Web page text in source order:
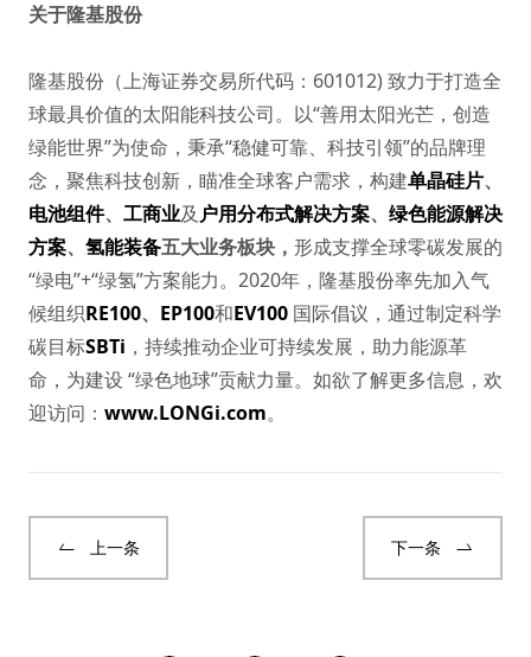
关于隆基股份
隆基股份（上海证券交易所代码：601012) 致力于打造全
球最具价值的太阳能科技公司。以“善用太阳光芒，创造
绿能世界”为使命，秉承“稳健可靠、科技引领”的品牌理
念，聚焦科技创新，瞄准全球客户需求，构建单晶硅片、
电池组件、 工商业及 户用分布式解决方案、 绿色能源解决
方案、 氢能装备五大业务板块， 形成支撑全球零碳发展的
“绿电”+“绿氢”方案能力。2020年，隆基股份率先加入气
候组织RE100、 EP100和EV100 国际倡议，通过制定科学
碳目标SBTi ，持续推动企业可持续发展，助力能源革
命，为建设 “绿色地球”贡献力量。如欲了解更多信息，欢
迎访问： www.LONGi.com。
上一条 下一条